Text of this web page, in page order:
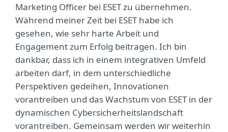
Marketing Officer bei ESET zu übernehmen.
Während meiner Zeit bei ESET habe ich
gesehen, wie sehr harte Arbeit und
Engagement zum Erfolg beitragen. Ich bin
dankbar, dass ich in einem integrativen Umfeld
arbeiten darf, in dem unterschiedliche
Perspektiven gedeihen, Innovationen
vorantreiben und das Wachstum von ESET in der
dynamischen Cybersicherheitslandschaft
vorantreiben. Gemeinsam werden wir weiterhin